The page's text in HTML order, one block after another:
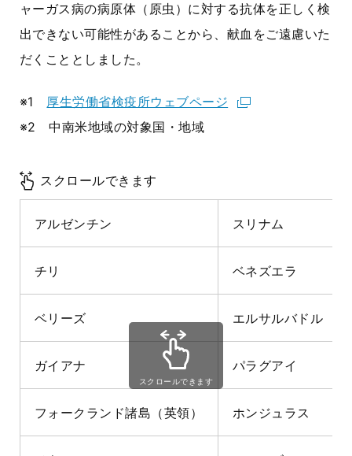
ャーガス病の病原体（原虫）に対する抗体を正しく検
出できない可能性があることから、献血をご遠慮いた
だくこととしました。
※1 厚生労働省検疫所ウェブページ
※2 中南米地域の対象国・地域
アルゼンチン スリナム
チリ ベネズエラ
ベリーズ エルサルバドル
ガイアナ パラグアイ
フォークランド諸島（英領） ホンジュラス
スクロールできます
スクロールできます